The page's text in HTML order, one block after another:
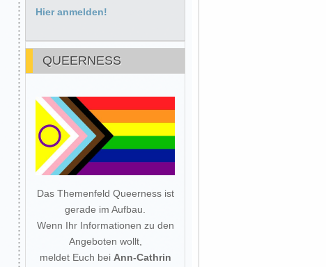
Hier anmelden!
QUEERNESS
Das Themenfeld Queerness ist
gerade im Aufbau.
Wenn Ihr Informationen zu den
Angeboten wollt,
meldet Euch bei Ann-Cathrin